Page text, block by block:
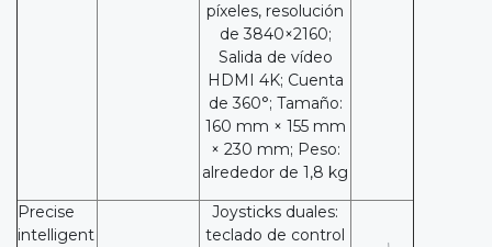
píxeles, resolución
de 3840×2160;
Salida de vídeo
HDMI 4K; Cuenta
de 360°; Tamaño:
160 mm × 155 mm
× 230 mm; Peso:
alrededor de 1,8 kg
Precise
intelligent
Joysticks duales:
teclado de control